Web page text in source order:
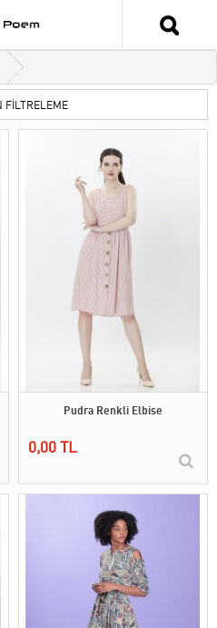
FİLTRELEME
Pudra Renkli Elbise
0,00 TL